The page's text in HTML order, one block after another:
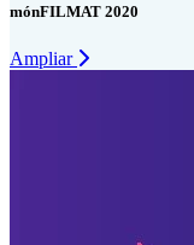
mónFILMAT 2020
Ampliar